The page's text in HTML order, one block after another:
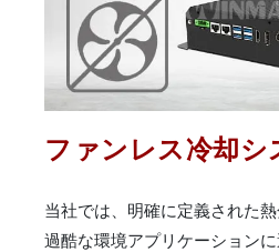
ファンレス冷却シ
当社では、明確に定義された熱
過酷な環境アプリケーション